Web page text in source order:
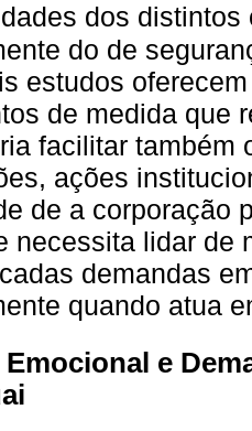
dos
do de
estudos
de medida que
facilitar também
ações
de a corporação
necessita lidar de
demandas
quando atua
e